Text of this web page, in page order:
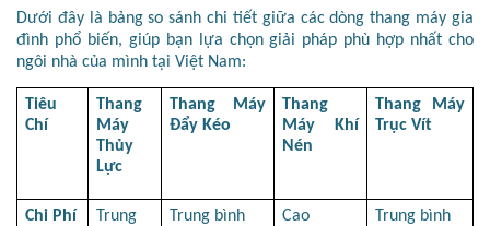
Dưới đây là bảng so sánh chi tiết giữa các dòng thang máy gia
đình phổ biến, giúp bạn lựa chọn giải pháp phù hợp nhất cho
ngôi nhà của mình tại Việt Nam:
Tiêu
Chí
Thang
Máy
Thủy
Lực
Thang Máy
Đẩy Kéo
Thang
Máy Khí
Nén
Thang Máy
Trục Vít
Chi Phí
Trung
Trung bình Cao Trung bình